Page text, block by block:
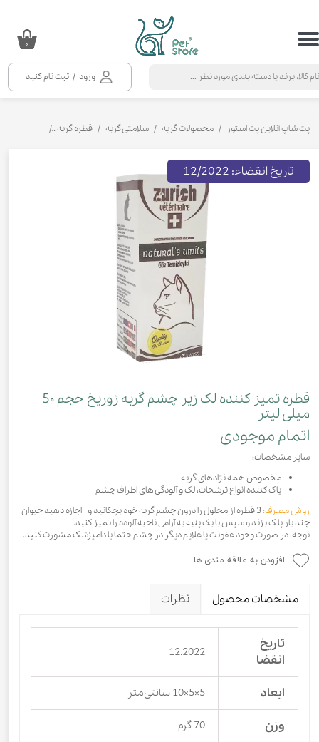
ورود / ثبت نام کنید
حساب کاربری من
خروج از حساب کاربری
۰
پت شاپ آنلاین پت استور محصولات گربه سلامتی گربه قطره گربه
قطره تمیز کننده لک زیر چشم گربه زوریخ حجم 5۰
میلی لیتر
اتمام موجودی
سایر مشخصات:
مخصوص همه نژاد‌های گربه
پاک کننده انواع ترشحات، لک و آلودگی های اطراف چشم
روش مصرف:
3 قطره از محلول را درون چشم گربه خود بچکانید و اجازه دهید حیوان
چند بار پلک بزند و سپس با یک پنبه به آرامی ناحیه آلوده را تمیز کنید.
توجه: در صورت وحود عفونت یا علایم دیگر در چشم حتما با دامپزشک مشورت کنید.
تاریخ انقضاء: 12/2022
افزودن به علاقه مندی ها
مشخصات محصول نظرات
تاریخ
انقضا
12.2022
ابعاد 5×5×10 سانتی‌متر
وزن 70 گرم